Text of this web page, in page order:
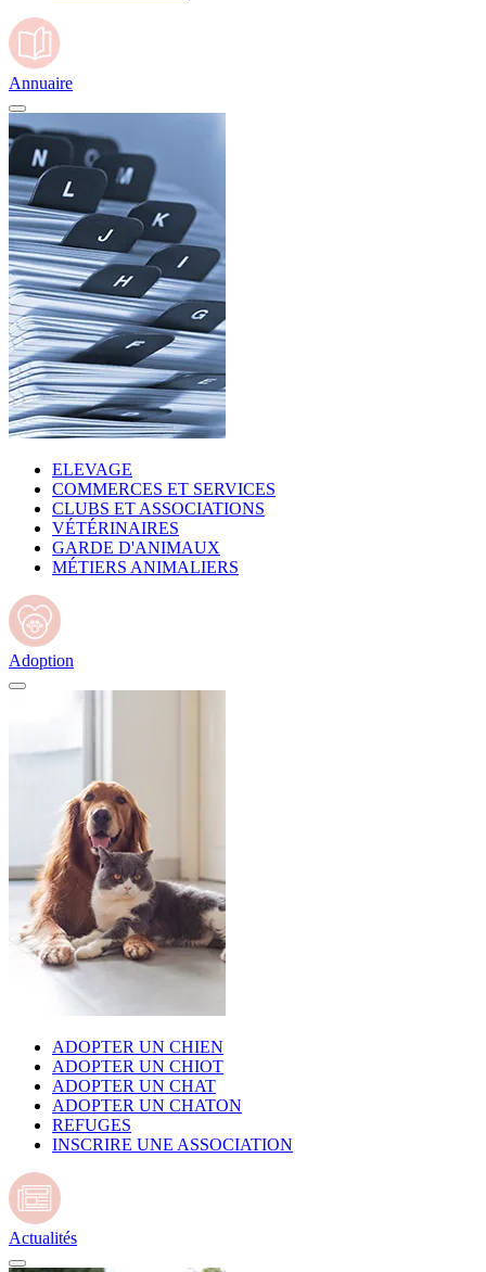
Annuaire
ELEVAGE
COMMERCES ET SERVICES
CLUBS ET ASSOCIATIONS
VÉTÉRINAIRES
GARDE D'ANIMAUX
MÉTIERS ANIMALIERS
Adoption
ADOPTER UN CHIEN
ADOPTER UN CHIOT
ADOPTER UN CHAT
ADOPTER UN CHATON
REFUGES
INSCRIRE UNE ASSOCIATION
Actualités